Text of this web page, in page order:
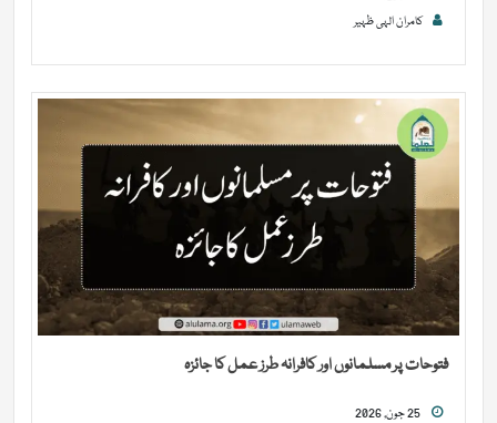
کامران الہی ظہیر
فتوحات پر مسلمانوں اور کافرانہ طرز عمل کا جائزہ